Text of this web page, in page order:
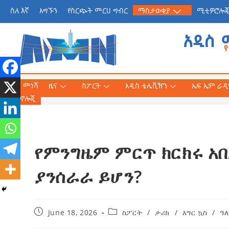
ስለ እኛ አግኙን የስርጭት መርሀ ግብር ማስታወቂያ ሚቲዎሮሎጂ
አዲስ
መነሻ ዜና ስፖርት አዲስ ቴሌቪዥን
የጠቅላይ ሚኒስትር ዐቢይ
«መደመር» መጽሐፍ
ኤፍ ኤም
ቴክኖሎጂ
የምንግዜም ምርጥ ክርክሩ
ያንሰራራ ይሆን?
June 18, 2026 ስፖርት / ታሪክ / እግር ኳስ /